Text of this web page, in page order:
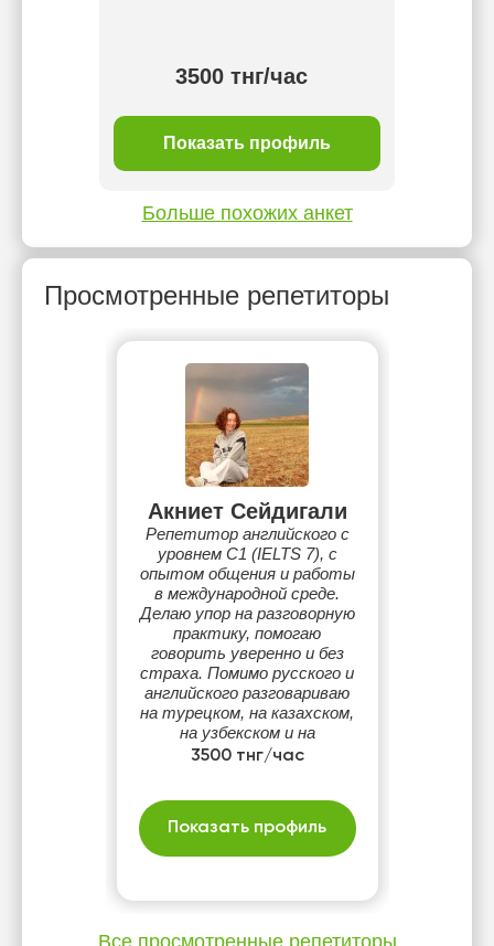
3500 тнг/час
Показать профиль
Больше похожих анкет
Просмотренные репетиторы
Акниет Сейдигали
Репетитор английского с
уровнем C1 (IELTS 7), с
опытом общения и работы
в международной среде.
Делаю упор на разговорную
практику, помогаю
говорить уверенно и без
страха. Помимо русского и
английского разговариваю
на турецком, на казахском,
на узбекском и на
татарском.
3500 тнг/час
Показать профиль
Все просмотренные репетиторы